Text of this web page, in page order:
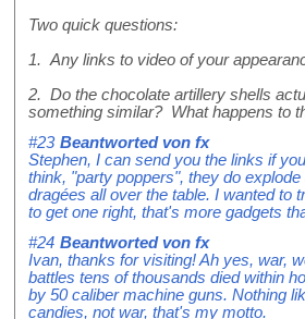
Two quick questions:
1. Any links to video of your
2. Do the chocolate artillery shells
something similar? What happens to
#23 Beantworted von fx
Stephen, I can send you the links if
think, "party poppers", they do
dragées all over the table. I wanted to
to get one right, that's more gadgets
#24 Beantworted von fx
Ivan, thanks for visiting! Ah yes, war,
battles tens of thousands died within
by 50 caliber machine guns. Nothing
candies, not war, that's my motto.